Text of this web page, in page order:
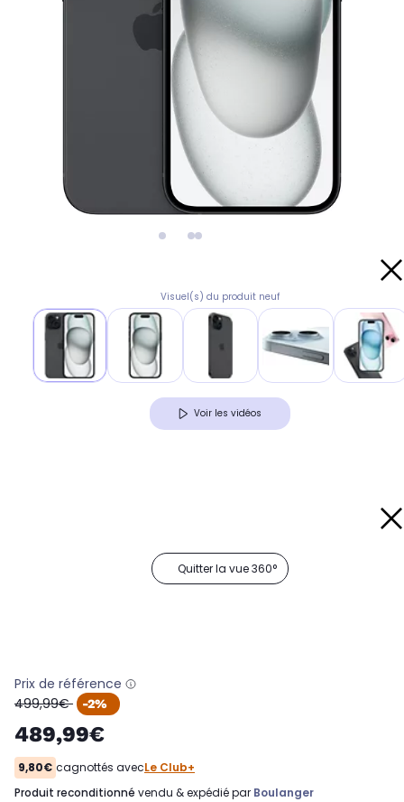
Visuel(s) du produit neuf
Voir les vidéos
Quitter la vue 360°
Prix de référence
oldPrice
499,99€ -2%
489,99€
9,80€ cagnottés avecLe Club+
produit reconditionné vendu & expédié par Boulanger